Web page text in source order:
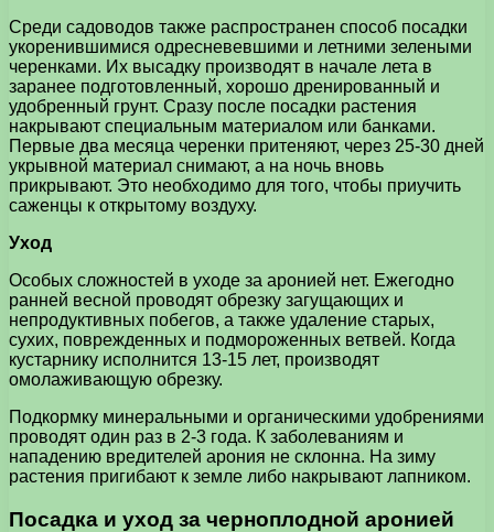
Среди садоводов также распространен способ посадки
укоренившимися одресневевшими и летними зелеными
черенками. Их высадку производят в начале лета в
заранее подготовленный, хорошо дренированный и
удобренный грунт. Сразу после посадки растения
накрывают специальным материалом или банками.
Первые два месяца черенки притеняют, через 25-30 дней
укрывной материал снимают, а на ночь вновь
прикрывают. Это необходимо для того, чтобы приучить
саженцы к открытому воздуху.
Уход
Особых сложностей в уходе за аронией нет. Ежегодно
ранней весной проводят обрезку загущающих и
непродуктивных побегов, а также удаление старых,
сухих, поврежденных и подмороженных ветвей. Когда
кустарнику исполнится 13-15 лет, производят
омолаживающую обрезку.
Подкормку минеральными и органическими удобрениями
проводят один раз в 2-3 года. К заболеваниям и
нападению вредителей арония не склонна. На зиму
растения пригибают к земле либо накрывают лапником.
Посадка и уход за черноплодной аронией